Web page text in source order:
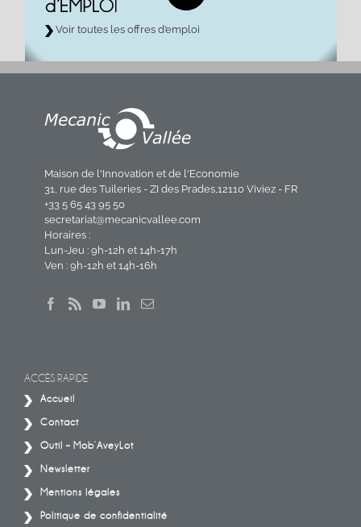
Voir toutes les offres d’emploi
Maison de l'Innovation et de l'Economie
31, rue des Tuileries - ZI des Prades,12110 Viviez - FR
+33 5 65 43 95 50
secretariat@mecanicvallee.com
Horaires :
Lun-Jeu : 9h-12h et 14h-17h
Ven : 9h-12h et 14h-16h
ACCÈS RAPIDE
Accueil
Contact
Outil – Mob’AveyLot
Newsletter
Mentions légales
Politique de confidentialité